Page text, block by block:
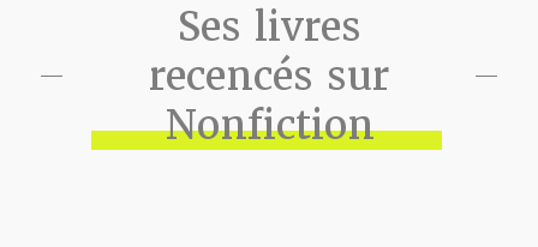
Ses livres
recencés sur
Nonfiction